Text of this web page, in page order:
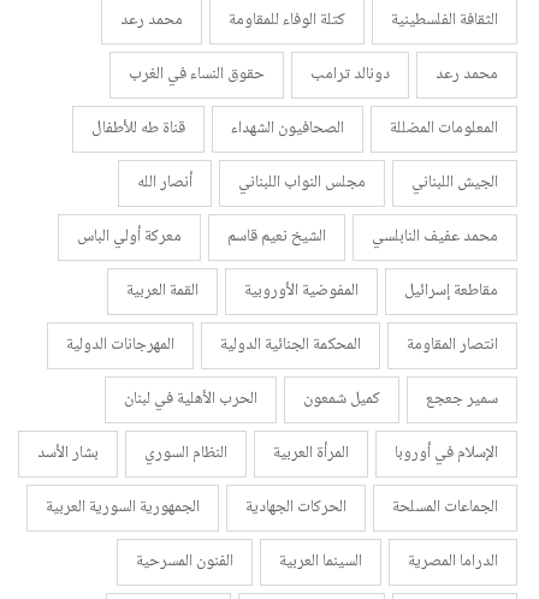
الثقافة الفلسطينية
كتلة الوفاء للمقاومة
محمد رعد
محمد رعد
دونالد ترامب
حقوق النساء في الغرب
المعلومات المضللة
الصحافيون الشهداء
قناة طه للأطفال
الجيش اللبناني
مجلس النواب اللبناني
أنصار الله
محمد عفيف النابلسي
الشيخ نعيم قاسم
معركة أولي الباس
مقاطعة إسرائيل
المفوضية الأوروبية
القمة العربية
انتصار المقاومة
المحكمة الجنائية الدولية
المهرجانات الدولية
سمير جعجع
كميل شمعون
الحرب الأهلية في لبنان
الإسلام في أوروبا
المرأة العربية النظام السوري
بشار الأسد
الجماعات المسلحة
الحركات الجهادية
الجمهورية السورية العربية
الدراما المصرية
السينما العربية
الفنون المسرحية